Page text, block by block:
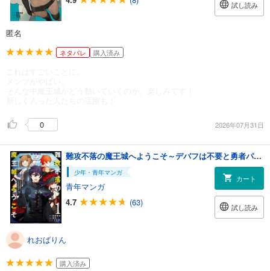
試し読み
匿名
ネタバレ 購入済み
0 2026年07月31日
難攻不落の魔王城へようこそ～デバフは不要と勇者パーティーを追い出された黒魔導士、魔王軍の最高幹部に迎えられる～ １巻
少年・青年マンガ
青年マンガ
4.7
(63)
カート
試し読み
れおばりん
購入済み